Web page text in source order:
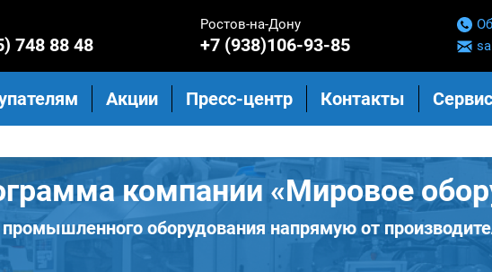
748 88 48
Ростов-на-Дону
+7 (938)106-93-85
Акции Пресс-центр Контакты
компании «Мировое
оборудования напрямую от